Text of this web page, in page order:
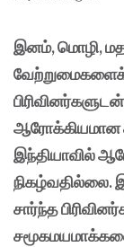
இனம், மொழி,
ஆரோக்கியமான
இந்தியாவில்
நிகழ்வதில்லை.
சார்ந்த